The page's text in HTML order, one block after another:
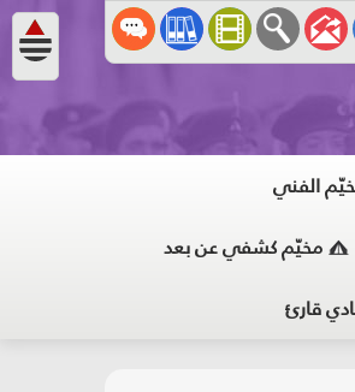
الفني
مخيّم كشفي عن بعد
قارئ